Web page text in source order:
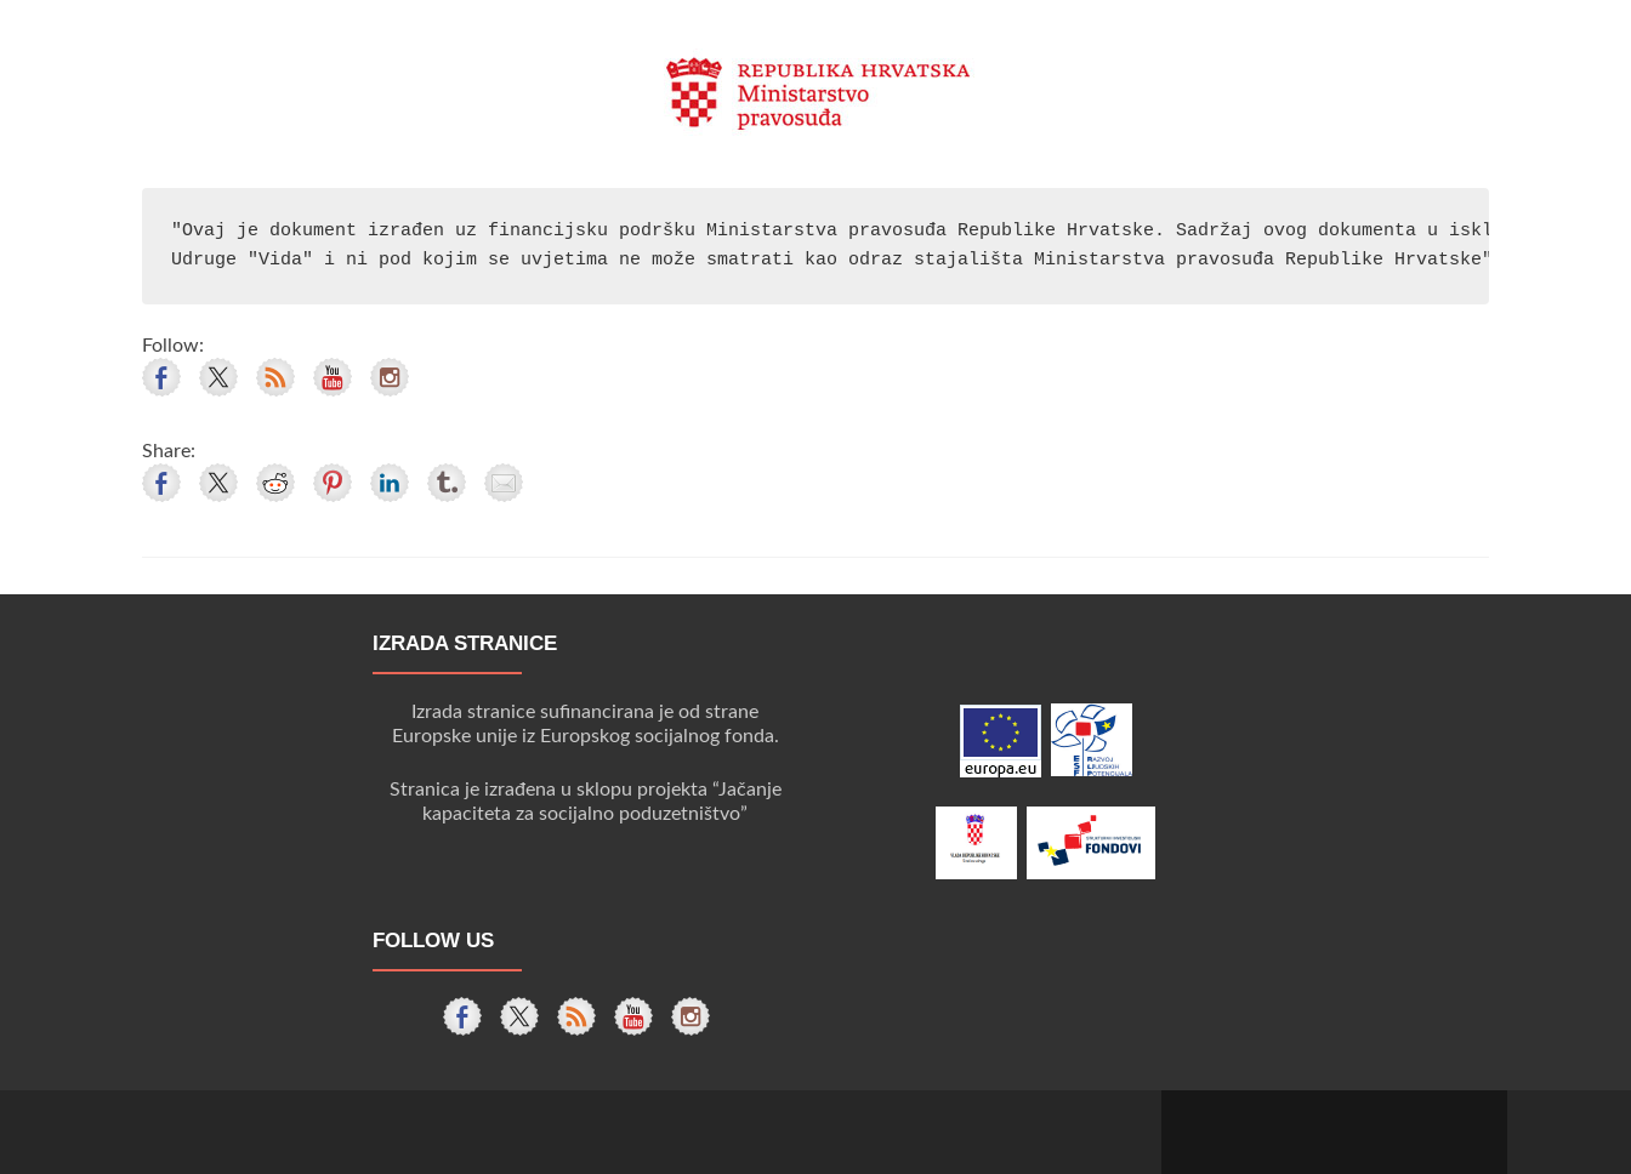
"Ovaj je dokument izrađen uz financijsku podršku Ministarstva pravosuđa Republike Hrvatske. Sadržaj ovog dokumenta u isključivoj je
Udruge "Vida" i ni pod kojim se uvjetima ne može smatrati kao odraz stajališta Ministarstva pravosuđa Republike Hrvatske"
Follow:
Share:
IZRADA STRANICE
Izrada stranice sufinancirana je od strane
Europske unije iz Europskog socijalnog fonda.
Stranica je izrađena u sklopu projekta “Jačanje
kapaciteta za socijalno poduzetništvo”
FOLLOW US